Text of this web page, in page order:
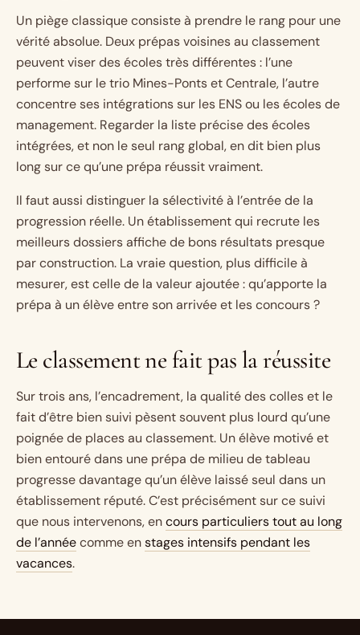
Un piège classique consiste à prendre le rang pour une
vérité absolue. Deux prépas voisines au classement
peuvent viser des écoles très différentes : l’une
performe sur le trio Mines-Ponts et Centrale, l’autre
concentre ses intégrations sur les ENS ou les écoles de
management. Regarder la liste précise des écoles
intégrées, et non le seul rang global, en dit bien plus
long sur ce qu’une prépa réussit vraiment.
Il faut aussi distinguer la sélectivité à l’entrée de la
progression réelle. Un établissement qui recrute les
meilleurs dossiers affiche de bons résultats presque
par construction. La vraie question, plus difficile à
mesurer, est celle de la valeur ajoutée : qu’apporte la
prépa à un élève entre son arrivée et les concours ?
Le classement ne fait pas la réussite
Sur trois ans, l’encadrement, la qualité des colles et le
fait d’être bien suivi pèsent souvent plus lourd qu’une
poignée de places au classement. Un élève motivé et
bien entouré dans une prépa de milieu de tableau
progresse davantage qu’un élève laissé seul dans un
établissement réputé. C’est précisément sur ce suivi
que nous intervenons, encours particuliers tout au long
de l’annéecomme enstages intensifs pendant les
vacances.